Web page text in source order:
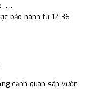
....
bảo hành từ 12-36
cảnh quan sân vườn